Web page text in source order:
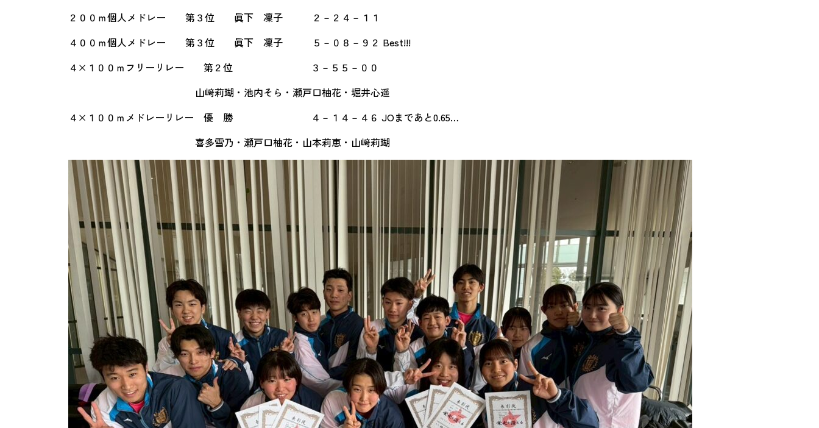
２００ｍ個人メドレー 第３位 眞下 凜子 ２－２４－１１
４００ｍ個人メドレー 第３位 眞下 凜子 ５－０８－９２ Best!!!
４×１００ｍフリーリレー 第２位 ３－５５－００
山﨑莉瑚・池内そら・瀬戸口柚花・堀井心遥
４×１００ｍメドレーリレー 優 勝 ４－１４－４６ JOまであと0.65…
喜多雪乃・瀬戸口柚花・山本莉恵・山﨑莉瑚